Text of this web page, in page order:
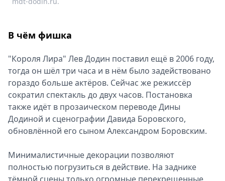
В чём фишка
"Короля Лира" Лев Додин поставил ещё в 2006 году,
тогда он шёл три часа и в нём было задействовано
гораздо больше актёров. Сейчас же режиссёр
сократил спектакль до двух часов. Постановка
также идёт в прозаическом переводе Дины
Додиной и сценографии Давида Боровского,
обновлённой его сыном Александром Боровским.
Минималистичные декорации позволяют
полностью погрузиться в действие. На заднике